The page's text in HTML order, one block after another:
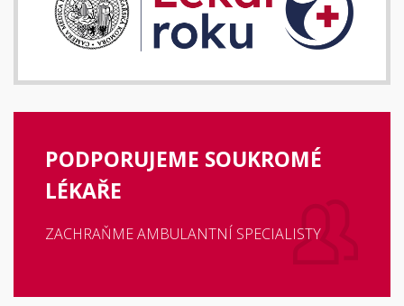
PODPORUJEME SOUKROMÉ
LÉKAŘE
ZACHRAŇME AMBULANTNÍ SPECIALISTY